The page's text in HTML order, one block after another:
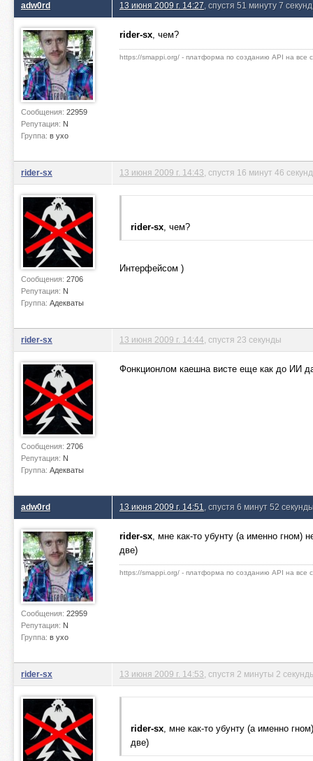
adw0rd
Сообщения: 22959
Репутация: N
Группа: в ухо
13 июня 2009 г. 14:27 , спустя 51 минуту 7 секунд
rider-sx, чем?
https://smappi.org/ - платформа по созданию API на все
rider-sx
Сообщения: 2706
Репутация: N
Группа: Адекваты
13 июня 2009 г. 14:43 , спустя 16 минут 46 секунд
rider-sx, чем?
Интерфейсом )
rider-sx
Сообщения: 2706
Репутация: N
Группа: Адекваты
13 июня 2009 г. 14:44 , спустя 23 секунды
Фонкционлом каешна висте еще как до ИИ
adw0rd
Сообщения: 22959
Репутация: N
Группа: в ухо
13 июня 2009 г. 14:51 , спустя 6 минут 52
rider-sx, мне как-то убунту (а именно гном)
две)
https://smappi.org/ - платформа по созданию API на все
rider-sx 13 июня 2009 г. 14:53 , спустя 2 минуты 2
rider-sx, мне как-то убунту (а именно
две)